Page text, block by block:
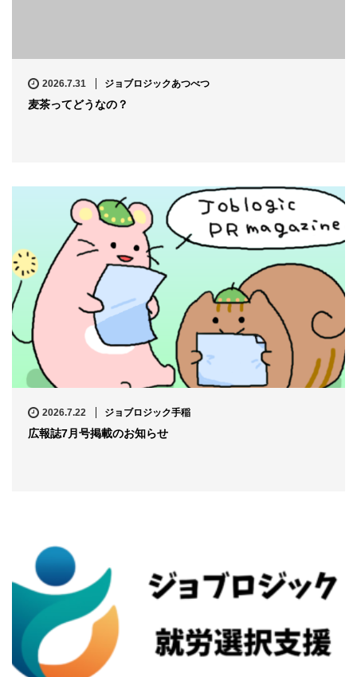
2026.7.31 ジョブロジックあつべつ
麦茶ってどうなの？
2026.7.22 ジョブロジック手稲
広報誌7月号掲載のお知らせ